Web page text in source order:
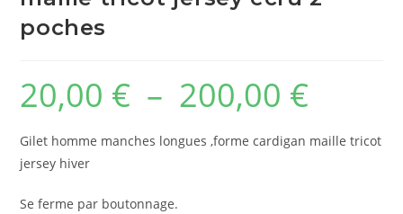
poches
20,00 € – 200,00 €
à
200,00 €
Gilet homme manches longues ,forme cardigan maille tricot
jersey hiver
Se ferme par boutonnage.